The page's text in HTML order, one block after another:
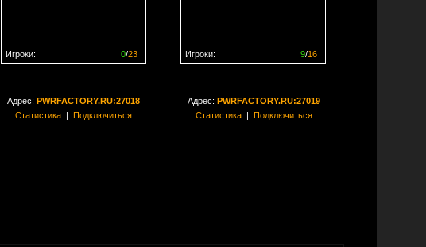
0/23
Игроки:
9/16
Игроки:
Адрес: PWRFACTORY.RU:27018
Статистика| Подключиться
Адрес: PWRFACTORY.RU:27019
Статистика| Подключиться